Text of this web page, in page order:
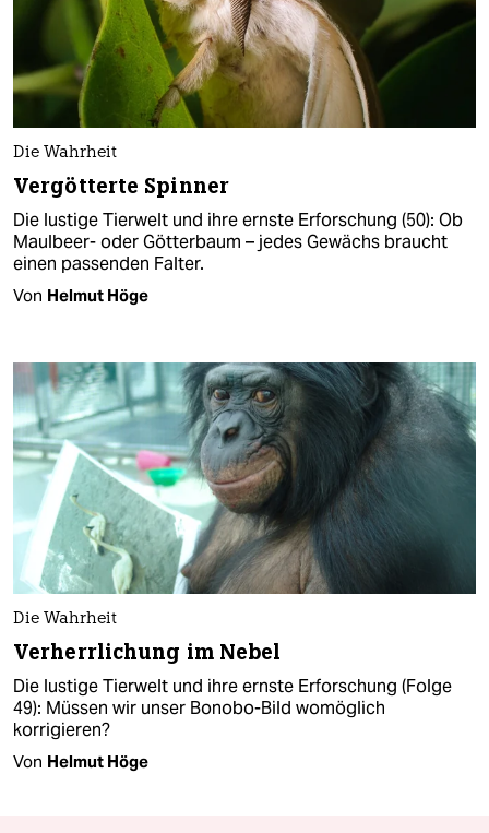
Die Wahrheit
Vergötterte Spinner
Die lustige Tierwelt und ihre ernste Erforschung (50): Ob
Maulbeer- oder Götterbaum – jedes Gewächs braucht
einen passenden Falter.
Von Helmut Höge
Die Wahrheit
Verherrlichung im Nebel
Die lustige Tierwelt und ihre ernste Erforschung (Folge
49): Müssen wir unser Bonobo-Bild womöglich
korrigieren?
Von Helmut Höge